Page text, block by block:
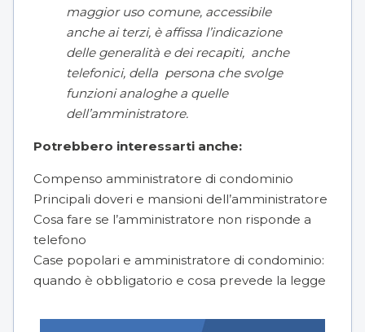
maggior uso comune, accessibile
anche ai terzi, è affissa l’indicazione
delle generalità e dei recapiti, anche
telefonici, della persona che svolge
funzioni analoghe a quelle
dell’amministratore.
Potrebbero interessarti anche:
Compenso amministratore di condominio
Principali doveri e mansioni dell’amministratore
Cosa fare se l’amministratore non risponde a
telefono
Case popolari e amministratore di condominio:
quando è obbligatorio e cosa prevede la legge